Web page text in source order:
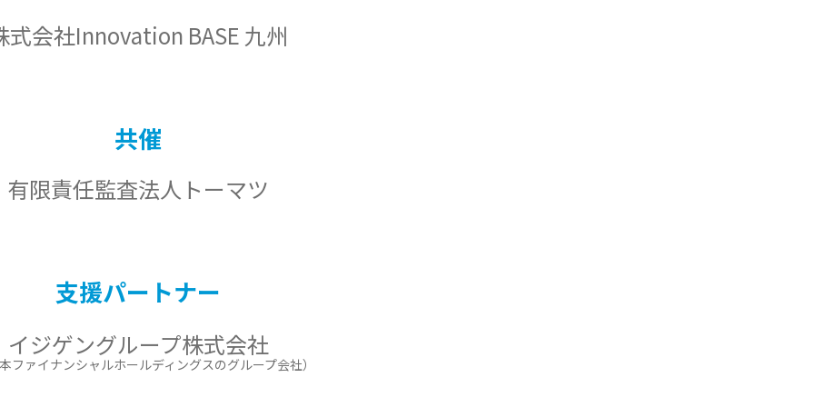
式会社Innovation BASE 九州
共催
有限責任監査法人 トーマツ
支援パートナー
イジゲングループ株式会社
ファイナンシャルホールディングスのグループ会社）